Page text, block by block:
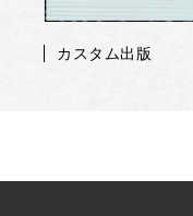
カスタム出版